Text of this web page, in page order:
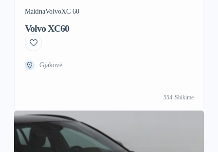
MakinaVolvoXC 60
Volvo XC60
Gjakovë
554 Shikime